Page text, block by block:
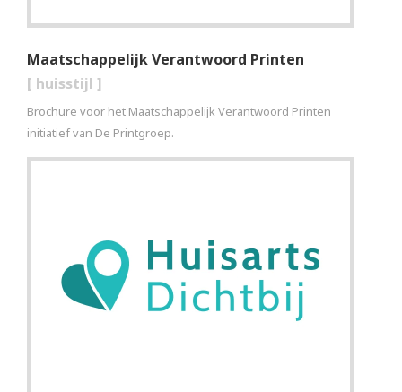
Maatschappelijk Verantwoord Printen
[ huisstijl ]
Brochure voor het Maatschappelijk Verantwoord Printen
initiatief van De Printgroep.